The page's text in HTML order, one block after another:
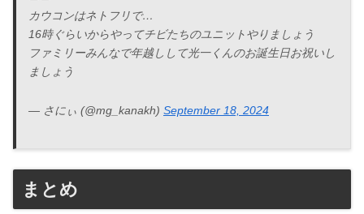
カウコンはネトフリで…
16時ぐらいからやってチビたちのユニットやりましょう
ファミリーみんなで年越しして光一くんのお誕生日お祝いし
ましょう
— さにぃ (@mg_kanakh) September 18, 2024
まとめ